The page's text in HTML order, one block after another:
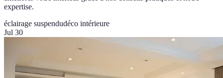
expertise.
éclairage suspendudéco intérieure
Jul 30